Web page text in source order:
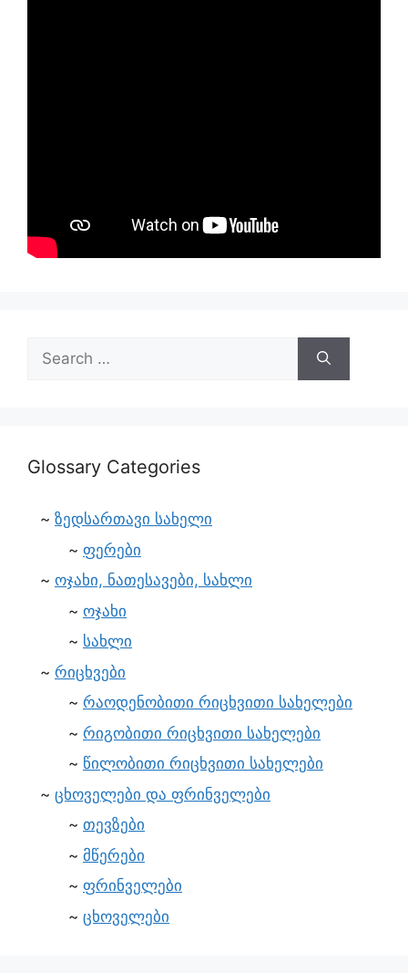
Glossary Categories
ზედსართავი სახელი
ფერები
ოჯახი, ნათესავები, სახლი
ოჯახი
სახლი
რიცხვები
რაოდენობითი რიცხვითი სახელები
რიგობითი რიცხვითი სახელები
წილობითი რიცხვითი სახელები
ცხოველები და ფრინველები
თევზები
მწერები
ფრინველები
ცხოველები